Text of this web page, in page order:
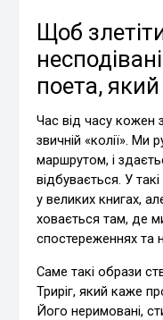
Щоб
поета,
Час від часу кожен
звичній «колії». Ми
маршрутом, і
відбувається. У
у великих книгах,
ховається там, де
спостереженнях та
Саме такі образи
Триріг, який каже
Його неримовані,